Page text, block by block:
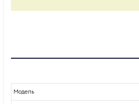
Модель